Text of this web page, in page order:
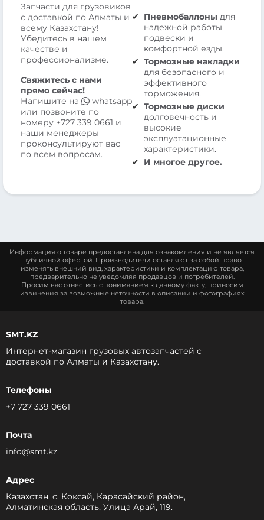
Запчасти для грузовиков
с доставкой по Алматы и
всему Казахстану!
Убедитесь в нашем
качестве и
профессионализме.
Свяжитесь с нами
прямо сейчас!
Напишите на
whatsapp
или позвоните по
номеру +727 339 0661 и
наши менеджеры
проконсультируют вас
по всем вопросам.
Пневмобаллоны для
надежной работы
подвески и
комфортной езды.
Тормозные накладки
для безопасного и
эффективного
торможения.
Тормозные диски
долговечность и
высокие
эксплуатационные
характеристики.
И многое другое.
Информация о товаре предоставлена для ознакомления и не является
публичной офертой. Производители оставляют за собой право
изменять внешний вид, характеристики и комплектацию товара,
предварительно не уведомляя продавцов и потребителей.
Просим вас отнестись с пониманием к данному факту, приносим
извинения за возможные неточности в описании и фотографиях
товара.
SMT.KZ
Интернет-магазин грузовых автозапчастей c
доставкой по Алматы и Казахстану.
Телефоны
+7 727 339 0661
Почта
info@smt.kz
Адрес
Казахстан. с. Коксай, Карасайский район,
Алматинская область, Улица Арай, 119.